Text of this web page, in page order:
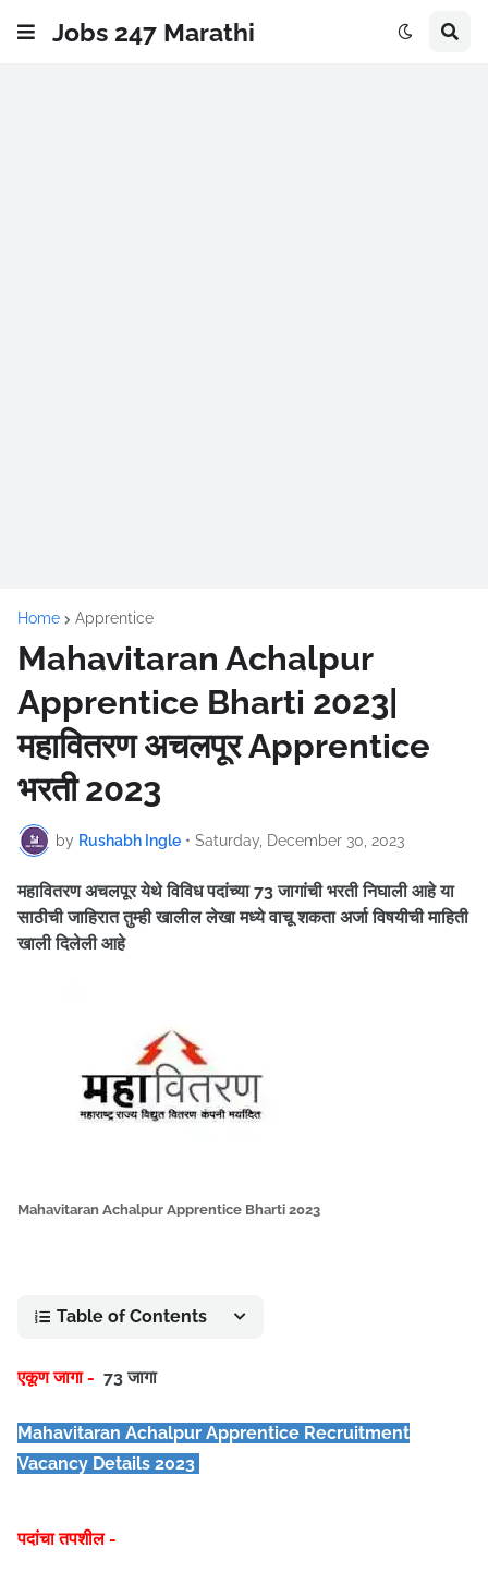
Jobs 247 Marathi
Home Apprentice
Mahavitaran Achalpur
Apprentice Bharti 2023|
महावितरण अचलपूर Apprentice
भरती 2023
by Rushabh Ingle • Saturday, December 30, 2023
महावितरण अचलपूर येथे विविध पदांच्या 73 जागांची भरती निघाली आहेया
साठीची जाहिरात तुम्ही खालील लेखा मध्ये वाचू शकता अर्जा विषयीची माहिती
खाली दिलेली आहे
Mahavitaran Achalpur Apprentice Bharti 2023
Table of Contents
एकूण जागा - 73 जागा
Mahavitaran Achalpur Apprentice Recruitment
Vacancy Details 2023
पदांचा तपशील -